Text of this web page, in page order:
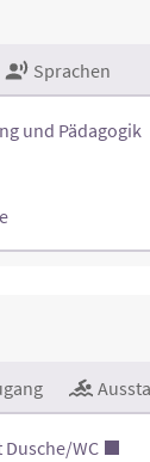
Sprachen
und Pädagogik
WC